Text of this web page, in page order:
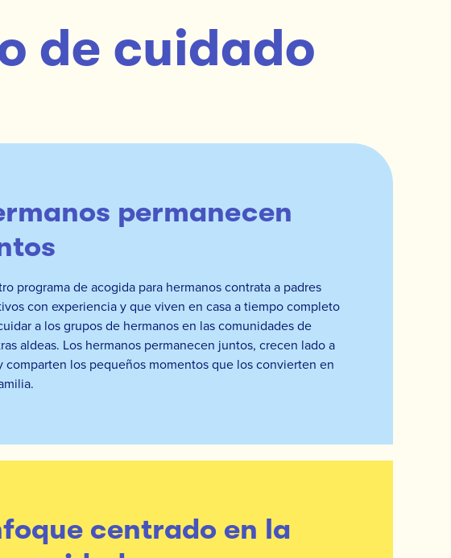
de cuidado
permanecen
programa de acogida para hermanos contrata a padres
con experiencia y que viven en casa a tiempo completo
a los grupos de hermanos en las comunidades de
aldeas. Los hermanos permanecen juntos, crecen lado a
comparten los pequeños momentos que los convierten en
centrado en la